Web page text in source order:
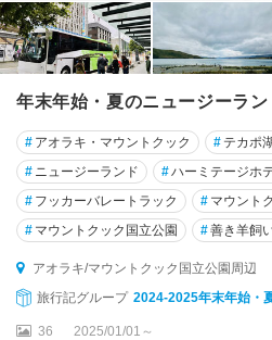
年末年始・夏のニュージーラ
# アオラキ・マウントクック # テカポ
# ニュージーランド #ハーミテージホ
# フッカーバレートラック # マウント
# マウントクック国立公園 #善き羊飼
アオラキ/マウントクック国立公園周辺
旅行記グループ 2024-2025年末年始・
36 2025/01/01～